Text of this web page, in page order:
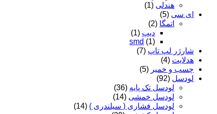
هندلی (1)
ای سی (5)
اتمگا (2)
دیپ (1)
smd (1)
شارژر لپ تاپ (7)
هدلایت (4)
چسب و خمیر (5)
لودسل (92)
لودسل تک پایه (36)
لودسل خمشی (14)
لودسل فشاری ( سیلندری ) (14)